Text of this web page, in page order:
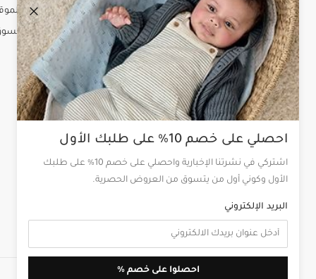
احصلي على خصم 10% على طلبك الأول
اشتركي في نشرتنا الإخبارية واحصلي على خصم 10% على طلبك
الأول وكوني أول من يتسوق من العروض الحصرية.
البريد الإلكتروني
احصلوا على خصم %
برنامج المكافآت أمبر خريطة
خدمة
الخدمات
التسوق الشخصي
حاسبة تاريخ الاستحقاق
بطاقة الهدايا
سياسة الشحن
استلام من المتجر